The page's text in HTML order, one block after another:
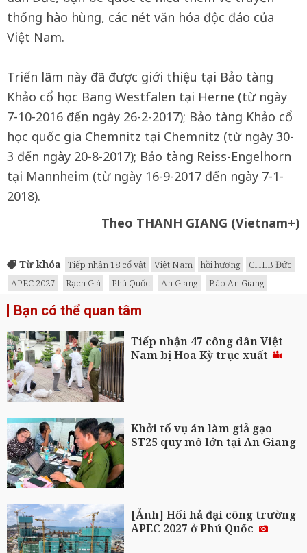
thống hào hùng, các nét văn hóa độc đáo của
Việt Nam.
Triển lãm này đã được giới thiệu tại Bảo tàng
Khảo cổ học Bang Westfalen tại Herne (từ ngày
7-10-2016 đến ngày 26-2-2017); Bảo tàng Khảo cổ
học quốc gia Chemnitz tại Chemnitz (từ ngày 30-
3 đến ngày 20-8-2017); Bảo tàng Reiss-Engelhorn
tại Mannheim (từ ngày 16-9-2017 đến ngày 7-1-
2018).
Theo THANH GIANG (Vietnam+)
Từ khóa Tiếp nhận 18 cổ vật Việt Nam hồi hương
CHLB Đức
APEC 2027
Rạch Giá Phú Quốc An Giang Báo An Giang
Bạn có thể quan tâm
Tiếp nhận 47 công dân Việt
Nam bị Hoa Kỳ trục xuất
Khởi tố vụ án làm giả gạo
ST25 quy mô lớn tại An Giang
[Ảnh] Hối hả đại công trường
APEC 2027 ở Phú Quốc